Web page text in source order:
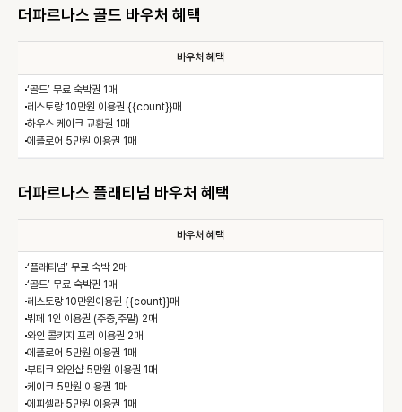
더파르나스 골드 바우처 혜택
바우처 혜택
‘골드’ 무료 숙박권 1매
레스토랑 10만원 이용권 {{count}}매
하우스 케이크 교환권 1매
에플로어 5만원 이용권 1매
더파르나스 플래티넘 바우처 혜택
바우처 혜택
‘플래티넘’ 무료 숙박 2매
‘골드’ 무료 숙박권 1매
레스토랑 10만원이용권 {{count}}매
뷔페 1인 이용권 (주중,주말) 2매
와인 콜키지 프리 이용권 2매
에플로어 5만원 이용권 1매
부티크 와인샵 5만원 이용권 1매
케이크 5만원 이용권 1매
에피셀라 5만원 이용권 1매